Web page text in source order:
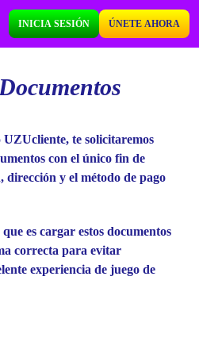
INICIA SESIÓN ÚNETE AHORA
te solicitaremos
con el único fin de
y el método de pago
es cargar estos documentos
correcta para evitar
experiencia de juego de